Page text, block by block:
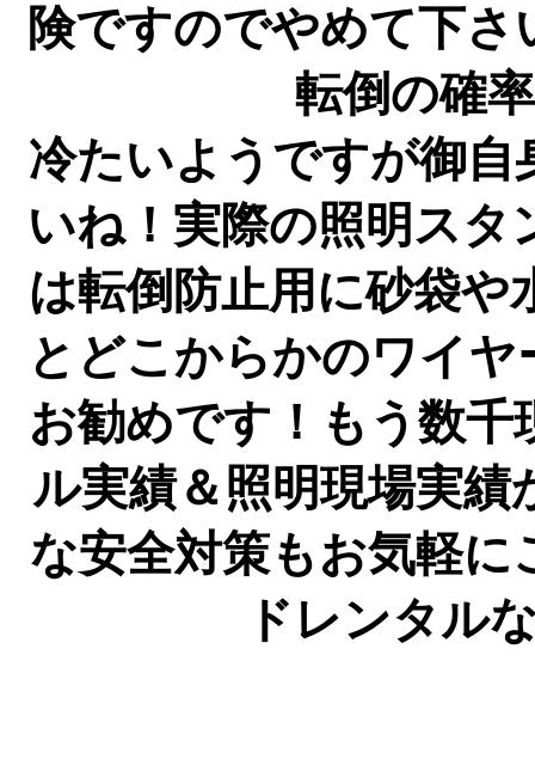
険ですのでやめて下
転倒の確
冷たいようですが御
いね！実際の照明ス
は転倒防止用に砂袋
とどこからかのワイ
お勧めです！もう数
ル実績＆照明現場実績
な安全対策もお気軽
ドレンタル